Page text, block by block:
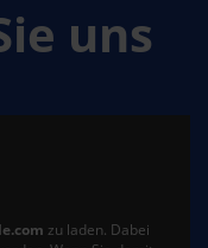
uns
zu laden. Dabei